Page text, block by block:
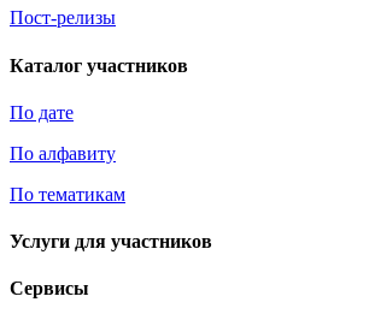
Пост-релизы
Каталог участников
По дате
По алфавиту
По тематикам
Услуги для участников
Сервисы